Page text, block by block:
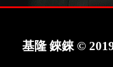
基隆 錸錸 ©